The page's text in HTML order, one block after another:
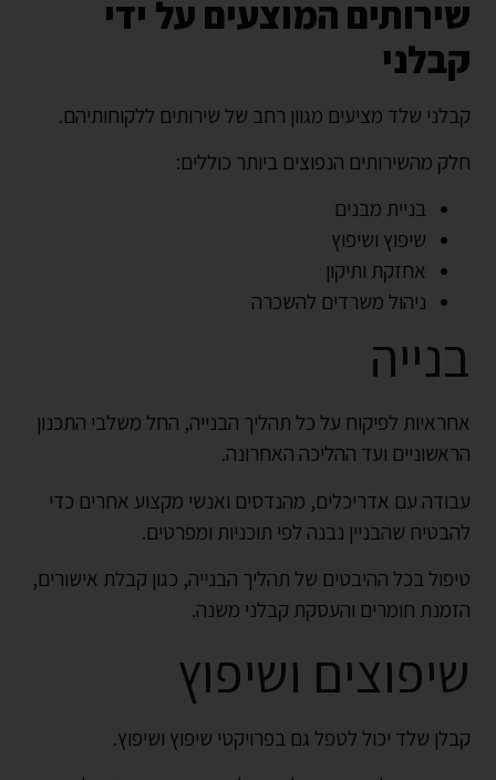
שירותים המוצעים על ידי
קבלני
קבלני שלד מציעים מגוון רחב של שירותים ללקוחותיהם.
חלק מהשירותים הנפוצים ביותר כוללים:
בניית מבנים
שיפוץ ושיפוץ
אחזקת ותיקון
ניהול משרדים להשכרה
בנייה
אחראיות לפיקוח על כל תהליך הבנייה, החל משלבי התכנון
הראשוניים ועד ההליכה האחרונה.
עבודה עם אדריכלים, מהנדסים ואנשי מקצוע אחרים כדי
להבטיח שהבניין נבנה לפי תוכניות ומפרטים.
טיפול בכל ההיבטים של תהליך הבנייה, כגון קבלת אישורים,
הזמנת חומרים והעסקת קבלני משנה.
שיפוצים ושיפוץ
קבלן שלד יכול לטפל גם בפרויקטי שיפוץ ושיפוץ.